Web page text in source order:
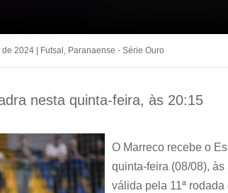
de 2024 Futsal , Paranaense - Série Ouro
nesta quinta-feira, às 20:15
O Marreco recebe o
quinta-feira (08/08), às
válida pela 11ª